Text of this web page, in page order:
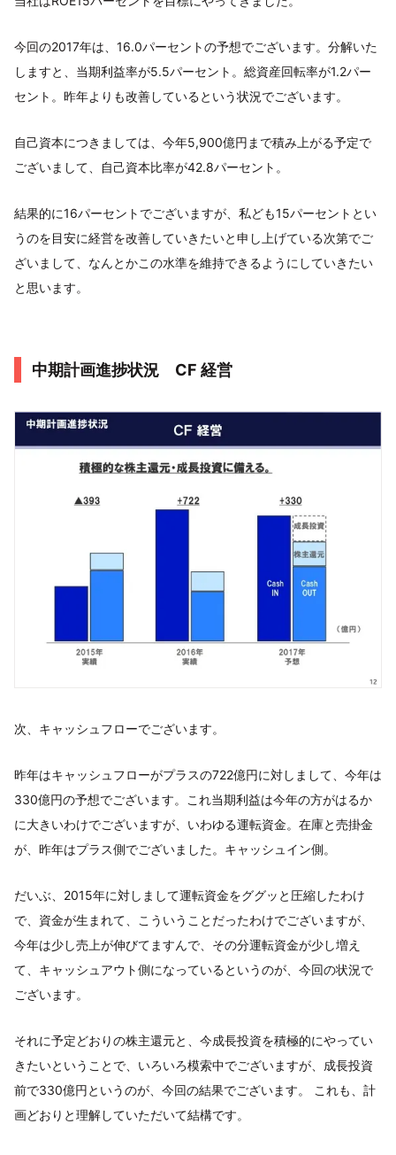
今回の2017年は、16.0パーセントの予想でございます。分解いた
しますと、当期利益率が5.5パーセント。総資産回転率が1.2パー
セント。昨年よりも改善しているという状況でございます。
自己資本につきましては、今年5,900億円まで積み上がる予定で
ございまして、自己資本比率が42.8パーセント。
結果的に16パーセントでございますが、私ども15パーセントとい
うのを目安に経営を改善していきたいと申し上げている次第でご
ざいまして、なんとかこの水準を維持できるようにしていきたい
と思います。
中期計画進捗状況 CF 経営
次、キャッシュフローでございます。
昨年はキャッシュフローがプラスの722億円に対しまして、今年は
330億円の予想でございます。これ当期利益は今年の方がはるか
に大きいわけでございますが、いわゆる運転資金。在庫と売掛金
が、昨年はプラス側でございました。キャッシュイン側。
だいぶ、2015年に対しまして運転資金をググッと圧縮したわけ
で、資金が生まれて、こういうことだったわけでございますが、
今年は少し売上が伸びてますんで、その分運転資金が少し増え
て、キャッシュアウト側になっているというのが、今回の状況で
ございます。
それに予定どおりの株主還元と、今成長投資を積極的にやってい
きたいということで、いろいろ模索中でございますが、成長投資
前で330億円というのが、今回の結果でございます。 これも、計
画どおりと理解していただいて結構です。